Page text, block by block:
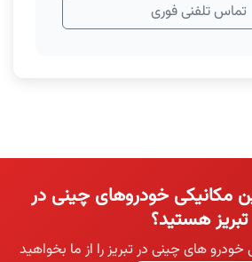
تماس تلفنی فوری
مکانیکی خودروهای چینی در
تبریز هستید؟
های چینی در تبریز را از ما بخواهید